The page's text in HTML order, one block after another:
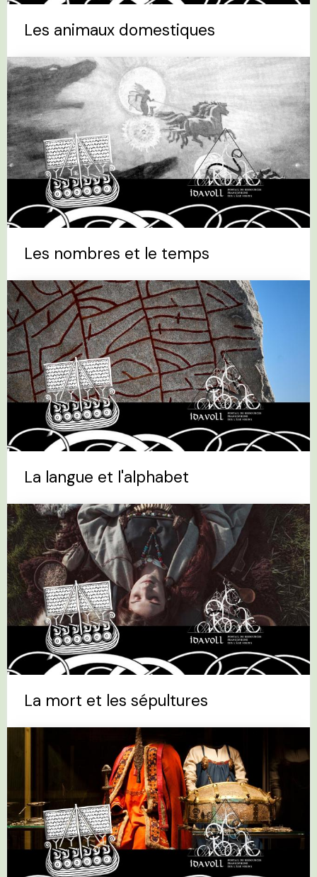
Les animaux domestiques
Les nombres et le temps
La langue et l'alphabet
La mort et les sépultures